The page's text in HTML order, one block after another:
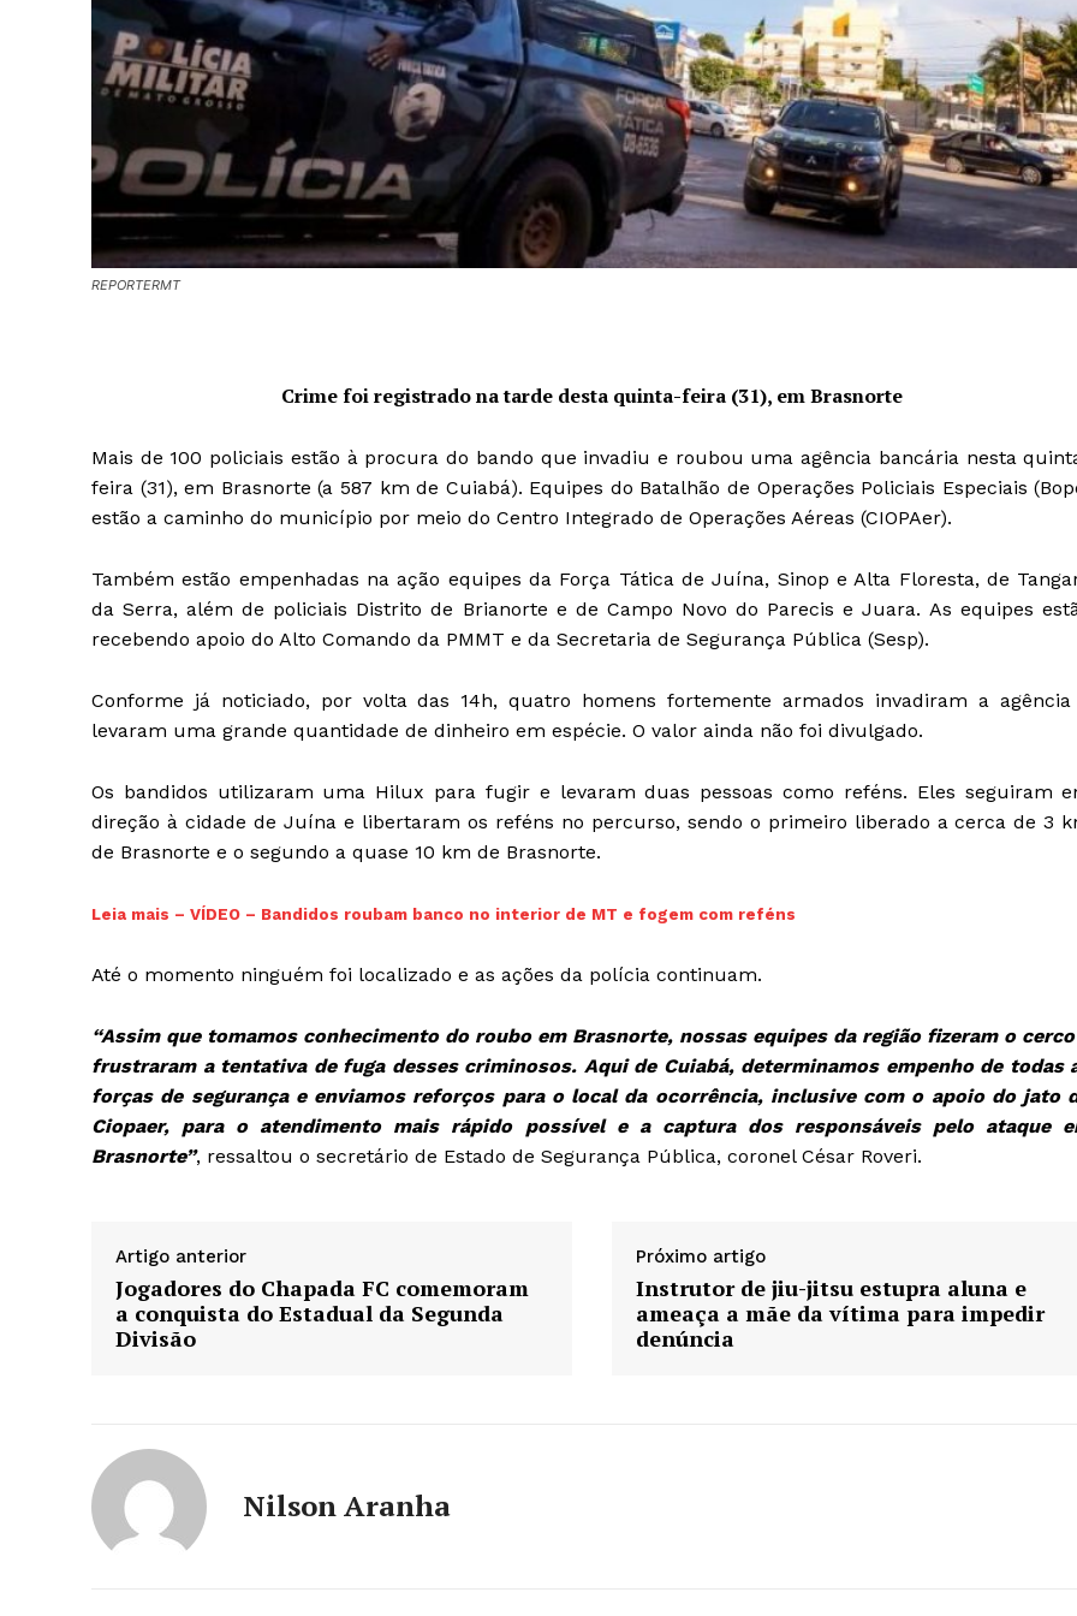
REPORTERMT
Crime foi registrado na tarde desta quinta-feira (31), em Brasnorte
Mais de 100 policiais estão à procura do bando que invadiu e roubou uma agência bancária nesta
feira (31), em Brasnorte (a 587 km de Cuiabá). Equipes do Batalhão de Operações Policiais Especiais
estão a caminho do município por meio do Centro Integrado de Operações Aéreas (CIOPAer).
Também estão empenhadas na ação equipes da Força Tática de Juína, Sinop e Alta Floresta, de
da Serra, além de policiais Distrito de Brianorte e de Campo Novo do Parecis e Juara. As equipes
recebendo apoio do Alto Comando da PMMT e da Secretaria de Segurança Pública (Sesp).
Conforme já noticiado, por volta das 14h, quatro homens fortemente armados invadiram a agência
levaram uma grande quantidade de dinheiro em espécie. O valor ainda não foi divulgado.
Os bandidos utilizaram uma Hilux para fugir e levaram duas pessoas como reféns. Eles seguiram
direção à cidade de Juína e libertaram os reféns no percurso, sendo o primeiro liberado a cerca de 3
de Brasnorte e o segundo a quase 10 km de Brasnorte.
Leia mais – VÍDEO – Bandidos roubam banco no interior de MT e fogem com reféns
Até o momento ninguém foi localizado e as ações da polícia continuam.
“Assim que tomamos conhecimento do roubo em Brasnorte, nossas equipes da região fizeram o
frustraram a tentativa de fuga desses criminosos. Aqui de Cuiabá, determinamos empenho de todas
forças de segurança e enviamos reforços para o local da ocorrência, inclusive com o apoio do jato
Ciopaer, para o atendimento mais rápido possível e a captura dos responsáveis pelo ataque
Brasnorte”, ressaltou o secretário de Estado de Segurança Pública, coronel César Roveri.
Artigo anterior
Jogadores do Chapada FC comemoram
a conquista do Estadual da Segunda
Divisão
Próximo artigo
Instrutor de jiu-jitsu estupra aluna e
ameaça a mãe da vítima para impedir
denúncia
Nilson Aranha